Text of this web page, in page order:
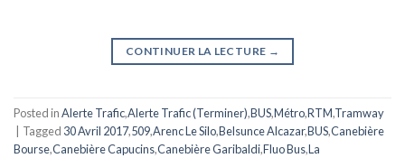
CONTINUER LA LECTURE →
Posted inAlerte Trafic,Alerte Trafic (Terminer),BUS,Métro,RTM,Tramway
Tagged 30 Avril 2017,509,Arenc Le Silo,Belsunce Alcazar,BUS,Canebière
Bourse,Canebière Capucins,Canebière Garibaldi,Fluo Bus,La